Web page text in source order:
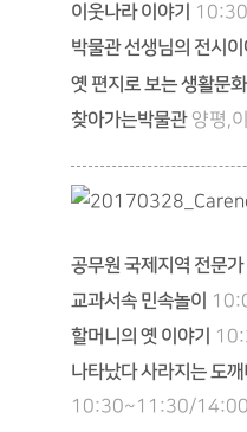
이웃나라 이야기
박물관 선생님의 전시이
옛 편지로 보는 생활문화
찾아가는박물관 양평,
공무원 국제지역 전문가
교과서속 민속놀이
할머니의 옛 이야기
나타났다 사라지는 도
10:30~11:30/